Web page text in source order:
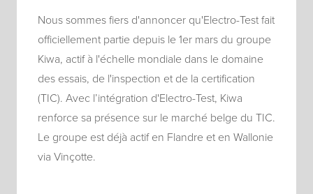
Nous sommes fiers d'annoncer qu'Electro-Test fait
officiellement partie depuis le 1er mars du groupe
Kiwa, actif à l'échelle mondiale dans le domaine
des essais, de l'inspection et de la certification
(TIC). Avec l’intégration d'Electro-Test, Kiwa
renforce sa présence sur le marché belge du TIC.
Le groupe est déjà actif en Flandre et en Wallonie
via Vinçotte.